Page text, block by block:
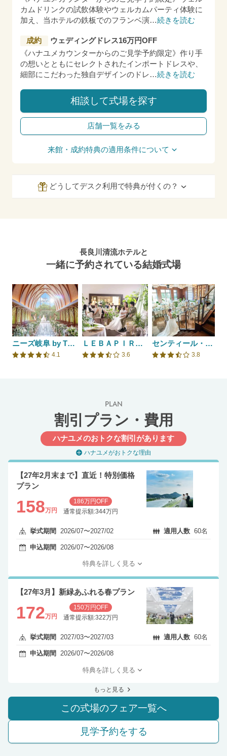
カムドリンクの試飲体験やウェルカムパーティ体験に
加え、当ホテルの鉄板でのフランベ演…続きを読む
成約
ウェディングドレス16万円OFF
《ハナユメカウンターからのご見学予約限定》作り手
の想いとともにセレクトされたインポートドレスや、
細部にこだわった独自デザインのドレ …続きを読む
相談して式場を探す
店舗一覧をみる
来館・成約特典の適用条件について
どうしてデスク利用で特典が付くの？
長良川清流ホテルと
一緒に予約されている結婚式場
ニーズ岐阜 by T&G WEDDING(旧 アーフェリーク迎賓館 岐阜)
口コミ評価
4.1
ＬＥＢＡＰＩＲＥＯ（レガピオーレ）－ｕｒｂａｎ ｖｉｌｌａ ｗｅｄｄｉｎｇ－
口コミ評価
3.6
センティール・ラ・セゾン 岐阜
口コミ評価
3.8
PLAN
割引プラン・費用
ハナユメのおトクな割引があります
ハナユメがおトクな理由
【27年2月末まで】直近！特別価格
プラン
158万円
186万円OFF
通常提示額:344万円
挙式期間 2026/07〜2027/02 適用人数 60名
申込期間 2026/07〜2026/08
特典を詳しく見る
【27年3月】新緑あふれる春プラン
172万円
150万円OFF
通常提示額:322万円
挙式期間 2027/03〜2027/03 適用人数 60名
申込期間 2026/07〜2026/08
特典を詳しく見る
もっと見る
この式場のフェア一覧へ
見学予約をする